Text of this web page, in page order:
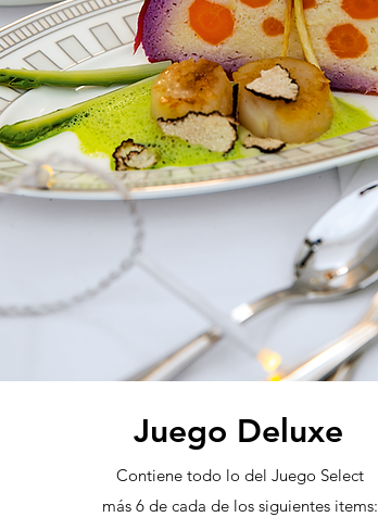
Juego Deluxe
Contiene todo lo del Juego Select
más 6 de cada de los siguientes items: